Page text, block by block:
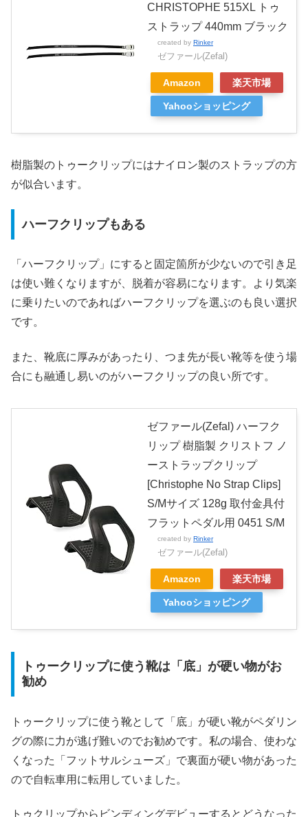
CHRISTOPHE 515XL トゥ
ストラップ 440mm ブラック
created by Rinker
ゼファール(Zefal)
Amazon 楽天市場
Yahooショッピング
樹脂製のトゥークリップにはナイロン製のストラップの方
が似合います。
ハーフクリップもある
「ハーフクリップ」にすると固定箇所が少ないので引き足
は使い難くなりますが、脱着が容易になります。より気楽
に乗りたいのであればハーフクリップを選ぶのも良い選択
です。
また、靴底に厚みがあったり、つま先が長い靴等を使う場
合にも融通し易いのがハーフクリップの良い所です。
ゼファール(Zefal) ハーフク
リップ 樹脂製 クリストフ ノ
ーストラップクリップ
[Christophe No Strap Clips]
S/Mサイズ 128g 取付金具付
フラットペダル用 0451 S/M
created by Rinker
ゼファール(Zefal)
Amazon 楽天市場
Yahooショッピング
トゥークリップに使う靴は「底」が硬い物がお
勧め
トゥークリップに使う靴として「底」が硬い靴がペダリン
グの際に力が逃げ難いのでお勧めです。私の場合、使わな
くなった「フットサルシューズ」で裏面が硬い物があった
ので自転車用に転用していました。
トゥクリップからビンディングデビューするとどうなった